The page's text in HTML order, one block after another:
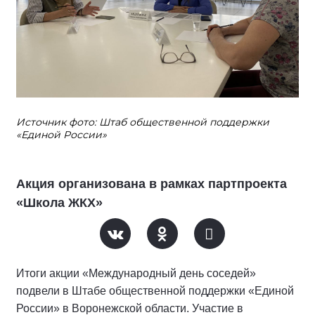
Источник фото: Штаб общественной поддержки
«Единой России»
Акция организована в рамках партпроекта
«Школа ЖКХ»
Итоги акции «Международный день соседей»
подвели в Штабе общественной поддержки «Единой
России» в Воронежской области. Участие в